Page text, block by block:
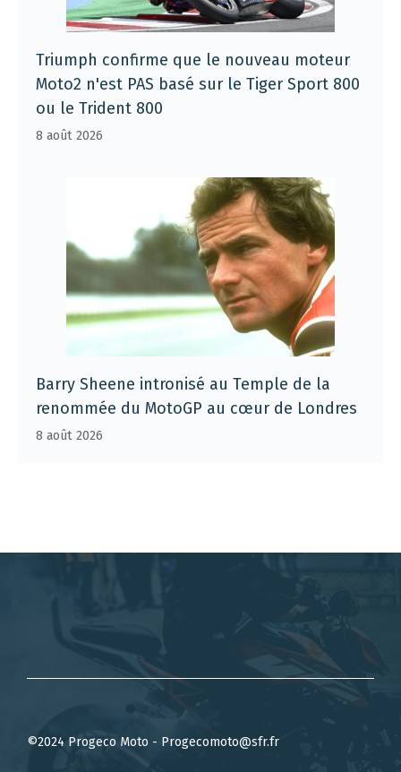
Triumph confirme que le nouveau moteur
Moto2 n'est PAS basé sur le Tiger Sport 800
ou le Trident 800
8 août 2026
Barry Sheene intronisé au Temple de la
renommée du MotoGP au cœur de Londres
8 août 2026
©2024 Progeco Moto - Progecomoto@sfr.fr